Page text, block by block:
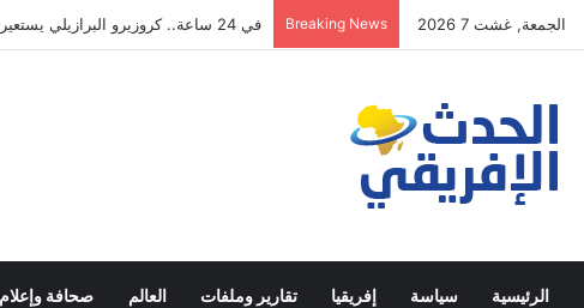
الجمعة, غشت 7 2026 Breaking News في 24 ساعة.. كروزيرو البرازيلي يستعير 3 لاعبين من الدوري السعودي في صفقة غير مسبوقة
الرئيسية سياسة إفريقيا تقارير وملفات العالم صحافة وإعلام